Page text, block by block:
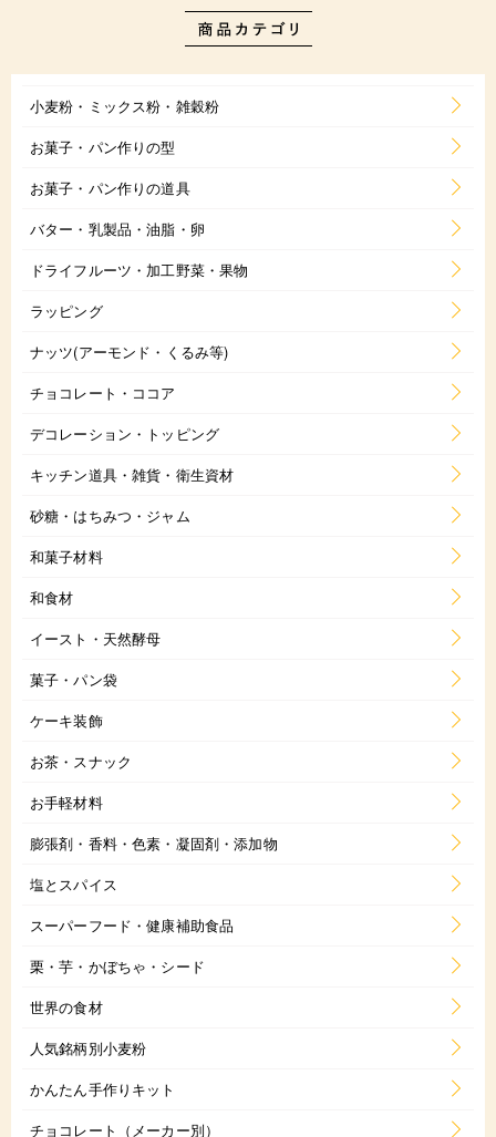
小麦粉・ミックス粉・雑穀粉
お菓子・パン作りの型
お菓子・パン作りの道具
バター・乳製品・油脂・卵
ドライフルーツ・加工野菜・果物
ラッピング
ナッツ(アーモンド・くるみ等)
チョコレート・ココア
デコレーション・トッピング
キッチン道具・雑貨・衛生資材
砂糖・はちみつ・ジャム
和菓子材料
和食材
イースト・天然酵母
菓子・パン袋
ケーキ装飾
お茶・スナック
お手軽材料
膨張剤・香料・色素・凝固剤・添加物
塩とスパイス
スーパーフード・健康補助食品
栗・芋・かぼちゃ・シード
世界の食材
人気銘柄別小麦粉
かんたん手作りキット
チョコレート（メーカー別）